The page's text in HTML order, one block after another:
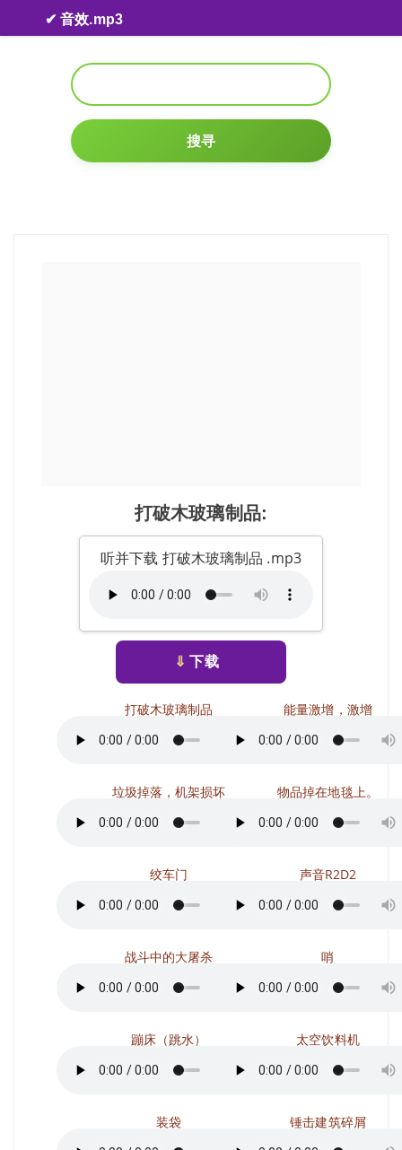
Skip to content
✔ 音效.mp3
搜寻
打破木玻璃制品:
听并下载 打破木玻璃制品 .mp3
⇓ 下载
打破木玻璃制品
垃圾掉落，机架损坏
绞车门
战斗中的大屠杀
蹦床（跳水）
装袋
能量激增，激增
物品掉在地毯上。
声音R2D2
哨
太空饮料机
锤击建筑碎屑